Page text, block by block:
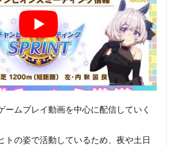
ームプレイ動画を中心に配信していく
トの姿で活動しているため、夜や土日